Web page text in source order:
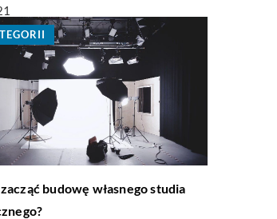
budowę własnego studia